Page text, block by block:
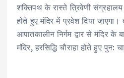
शक्तिपथ के रास्ते त्रिवेणी संग्रहालय
होते हुए मंदिर में प्रवेश दिया जाएगा।
आपातकालीन निर्गम द्वार से मंदिर
मंदिर, हरसिद्धि चौराहा होते हुए पुन: